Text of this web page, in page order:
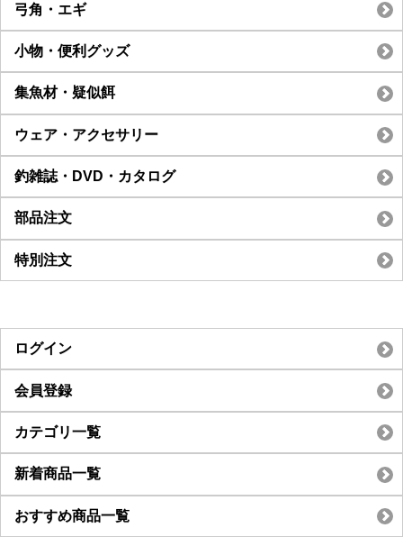
弓角・エギ
小物・便利グッズ
集魚材・疑似餌
ウェア・アクセサリー
釣雑誌・DVD・カタログ
部品注文
特別注文
ログイン
会員登録
カテゴリ一覧
新着商品一覧
おすすめ商品一覧